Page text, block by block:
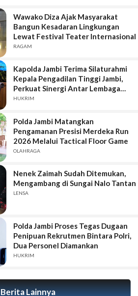
Wawako Diza Ajak Masyarakat
Bangun Kesadaran Lingkungan
Lewat Festival Teater Internasional
RAGAM
Kapolda Jambi Terima Silaturahmi
Kepala Pengadilan Tinggi Jambi,
Perkuat Sinergi Antar Lembaga
Penegak Hukum
HUKRIM
Polda Jambi Matangkan
Pengamanan Presisi Merdeka Run
2026 Melalui Tactical Floor Game
OLAHRAGA
Nenek Zaimah Sudah Ditemukan,
Mengambang di Sungai Nalo Tantan
LENSA
Polda Jambi Proses Tegas Dugaan
Penipuan Rekrutmen Bintara Polri,
Dua Personel Diamankan
HUKRIM
Berita Lainnya